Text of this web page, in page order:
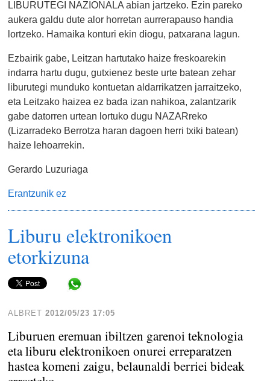
LIBURUTEGI NAZIONALA abian jartzeko. Ezin pareko
aukera galdu dute alor horretan aurrerapauso handia
lortzeko. Hamaika konturi ekin diogu, patxarana lagun.
Ezbairik gabe, Leitzan hartutako haize freskoarekin
indarra hartu dugu, gutxienez beste urte batean zehar
liburutegi munduko kontuetan aldarrikatzen jarraitzeko,
eta Leitzako haizea ez bada izan nahikoa, zalantzarik
gabe datorren urtean lortuko dugu NAZARreko
(Lizarradeko Berrotza haran dagoen herri txiki batean)
haize lehoarrekin.
Gerardo Luzuriaga
Erantzunik ez
Liburu elektronikoen
etorkizuna
ALBRET 2012/05/23 17:05
Liburuen eremuan ibiltzen garenoi teknologia
eta liburu elektronikoen onurei erreparatzen
hastea komeni zaigu, belaunaldi berriei bideak